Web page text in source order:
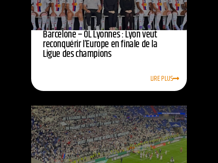
Barcelone – OL Lyonnes : Lyon veut
reconquérir l’Europe en finale de la
Ligue des champions
LIRE PLUS